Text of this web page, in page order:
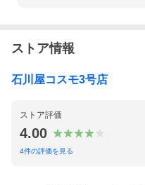
ストア情報
石川屋コスモ3号店
ストア評価
4.00
4件の評価を見る